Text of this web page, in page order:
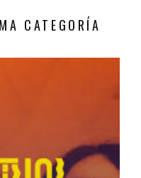
CATEGORÍA